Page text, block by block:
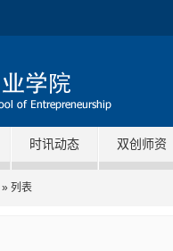
时讯动态 双创师资
» 列表